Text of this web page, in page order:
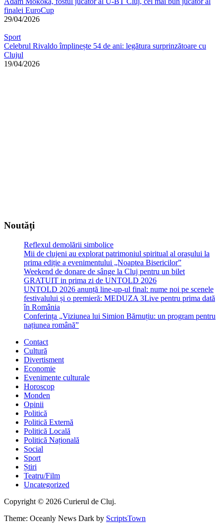
finalei EuroCup
29/04/2026
Sport
Celebrul Rivaldo împlinește 54 de ani: legătura surprinzătoare cu
Clujul
19/04/2026
Noutăți
Reflexul demolării simbolice
Mii de clujeni au explorat patrimoniul spiritual al orașului la
prima ediție a evenimentului „Noaptea Bisericilor”
Weekend de donare de sânge la Cluj pentru un bilet
GRATUIT in prima zi de UNTOLD 2026
UNTOLD 2026 anunță line-up-ul final: nume noi pe scenele
festivalului și o premieră: MEDUZA 3Live pentru prima dată
în România
Conferința „Viziunea lui Simion Bărnuțiu: un program pentru
națiunea română”
Contact
Cultură
Divertisment
Economie
Evenimente culturale
Horoscop
Monden
Opinii
Politică
Politică Externă
Politică Locală
Politică Națională
Social
Sport
Știri
Teatru/Film
Uncategorized
Copyright © 2026 Curierul de Cluj.
Theme: Oceanly News Dark by ScriptsTown